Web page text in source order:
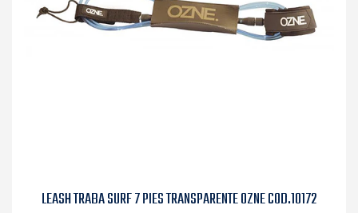
LEASH TRABA SURF 7 PIES TRANSPARENTE OZNE COD.10172